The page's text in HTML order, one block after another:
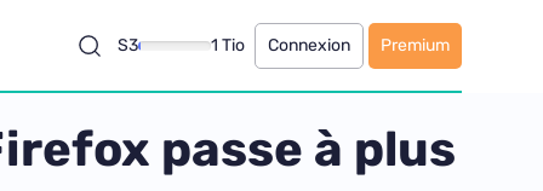
S3 1 Tio Connexion Premium
passe à plus